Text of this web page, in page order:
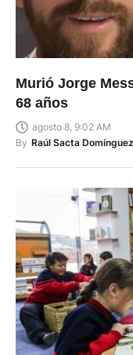
Murió Jorge
68 años
agosto 8, 9:02 AM
By Raúl Sacta Domínguez